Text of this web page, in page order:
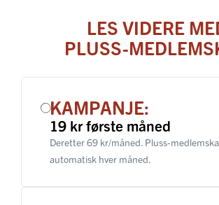
LES VIDERE
PLUSS-
KAMPANJE:
19 kr første måned
Deretter 69 kr/måned. Pluss-
automatisk hver måned.